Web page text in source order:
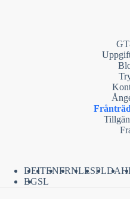
DEITENFRNLESPLDA
BGSL